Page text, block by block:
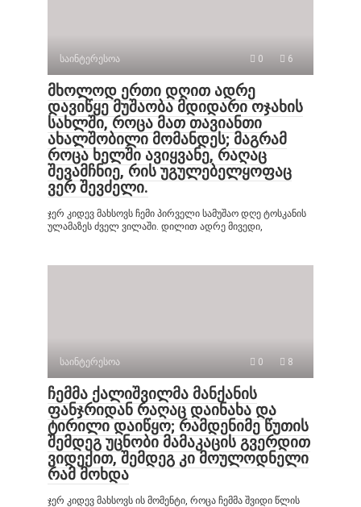
საინტერესოა 0 6
მხოლოდ ერთი დღით ადრე
დავიწყე მუშაობა მდიდარი ოჯახის
სახლში, როცა მათ თავიანთი
ახალშობილი მომანდეს; მაგრამ
როცა ხელში ავიყვანე, რაღაც
შევამჩნიე, რის უგულებელყოფაც
ვერ შევძელი.
ჯერ კიდევ მახსოვს ჩემი პირველი სამუშაო დღე ტოსკანის
ულამაზეს ძველ ვილაში. დილით ადრე მივედი,
საინტერესოა 0 8
ჩემმა ქალიშვილმა მანქანის
ფანჯრიდან რაღაც დაინახა და
ტირილი დაიწყო; რამდენიმე წუთის
შემდეგ უცნობი მამაკაცის გვერდით
ვიდექით, შემდეგ კი მოულოდნელი
რამ მოხდა
ჯერ კიდევ მახსოვს ის მომენტი, როცა ჩემმა შვიდი წლის